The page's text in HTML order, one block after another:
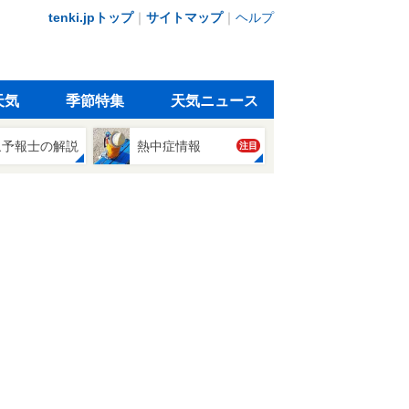
tenki.jpトップ｜ サイトマップ｜ ヘルプ
気 季節特集 天気ニュース
報士の解説 熱中症情報 注目